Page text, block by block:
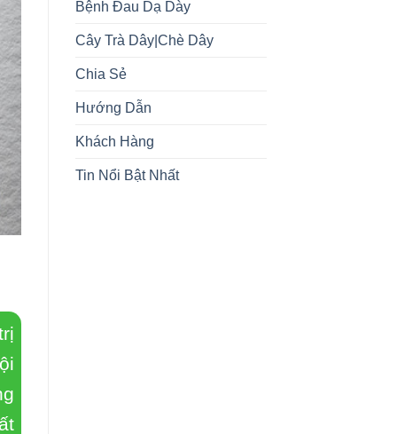
Bệnh Đau Dạ Dày
Cây Trà Dây|Chè Dây
Chia Sẻ
Hướng Dẫn
Khách Hàng
Tin Nổi Bật Nhất